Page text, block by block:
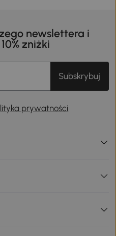
newslettera i
zniżki
Subskrybuj
prywatności